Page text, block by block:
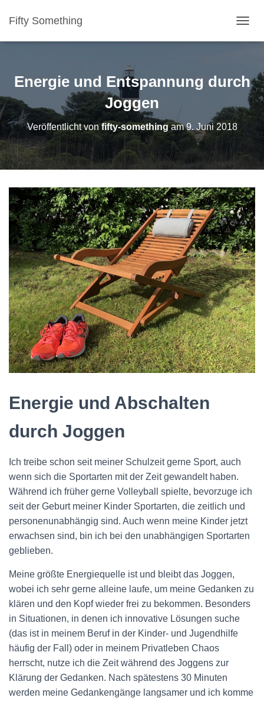
Fifty Something
Energie und Entspannung durch
Joggen
Veröffentlicht vonfifty-somethingam9. Juni 2018
Energie und Abschalten
durch Joggen
Ich treibe schon seit meiner Schulzeit gerne Sport, auch
wenn sich die Sportarten mit der Zeit gewandelt haben.
Während ich früher gerne Volleyball spielte, bevorzuge ich
seit der Geburt meiner Kinder Sportarten, die zeitlich und
personenunabhängig sind. Auch wenn meine Kinder jetzt
erwachsen sind, bin ich bei den unabhängigen Sportarten
geblieben.
Meine größte Energiequelle ist und bleibt das Joggen,
wobei ich sehr gerne alleine laufe, um meine Gedanken zu
klären und den Kopf wieder frei zu bekommen. Besonders
in Situationen, in denen ich innovative Lösungen suche
(das ist in meinem Beruf in der Kinder- und Jugendhilfe
häufig der Fall) oder in meinem Privatleben Chaos
herrscht, nutze ich die Zeit während des Joggens zur
Klärung der Gedanken. Nach spätestens 30 Minuten
werden meine Gedankengänge langsamer und ich komme